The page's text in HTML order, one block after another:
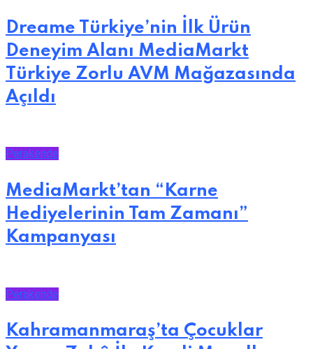
Dreame Türkiye’nin İlk Ürün
Deneyim Alanı MediaMarkt
Türkiye Zorlu AVM Mağazasında
Açıldı
Perakende
MediaMarkt’tan “Karne
Hediyelerinin Tam Zamanı”
Kampanyası
Perakende
Kahramanmaraş’ta Çocuklar